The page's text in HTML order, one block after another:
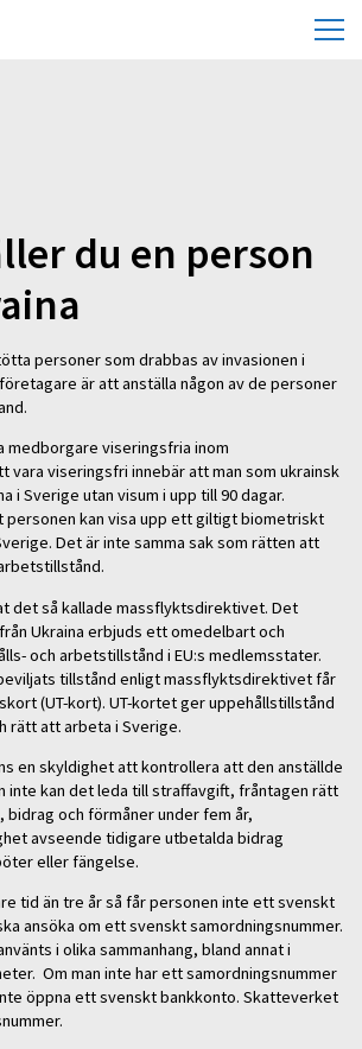
du en person
personer som drabbas av invasionen i
är att anställa någon av de personer
medborgare viseringsfria inom
vara viseringsfri innebär att man som ukrainsk
i Sverige utan visum i upp till 90 dagar.
personen kan visa upp ett giltigt biometriskt
Det är inte samma sak som rätten att
det så kallade massflyktsdirektivet. Det
Ukraina erbjuds ett omedelbart och
och arbetstillstånd i EU:s medlemsstater.
tillstånd enligt massflyktsdirektivet får
(UT-kort). UT-kortet ger uppehållstillstånd
rätt att arbeta i Sverige.
en skyldighet att kontrollera att den anställde
inte kan det leda till straffavgift, fråntagen rätt
och förmåner under fem år,
avseende tidigare utbetalda bidrag
eller fängelse.
tid än tre år så får personen inte ett svenskt
ansöka om ett svenskt samordningsnummer.
i olika sammanhang, bland annat i
Om man inte har ett samordningsnummer
öppna ett svenskt bankkonto. Skatteverket